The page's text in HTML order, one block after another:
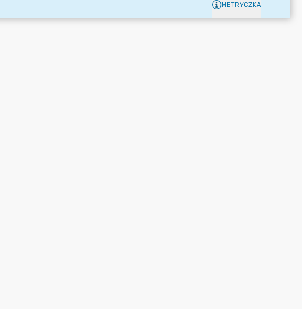
METRYCZKA